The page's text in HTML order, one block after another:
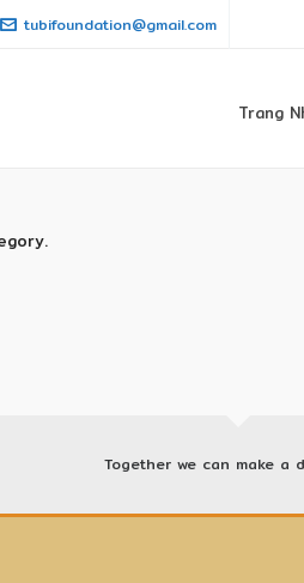
tubifoundation@gmail.com
Trang
Together we can make a